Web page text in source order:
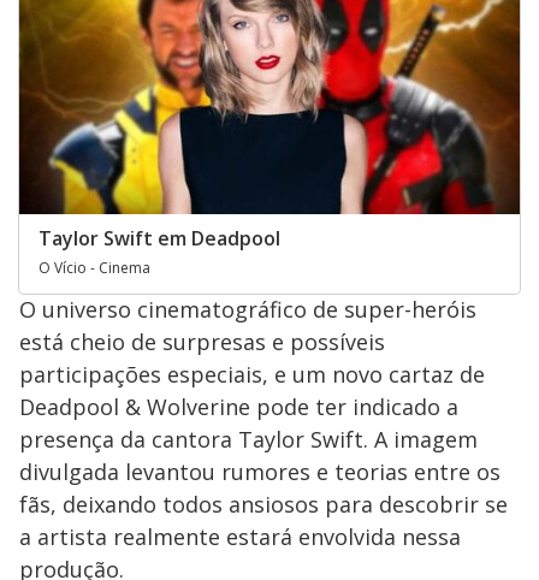
Taylor Swift em Deadpool
O Vício - Cinema
O universo cinematográfico de super-heróis
está cheio de surpresas e possíveis
participações especiais, e um novo cartaz de
Deadpool & Wolverine pode ter indicado a
presença da cantora Taylor Swift. A imagem
divulgada levantou rumores e teorias entre os
fãs, deixando todos ansiosos para descobrir se
a artista realmente estará envolvida nessa
produção.